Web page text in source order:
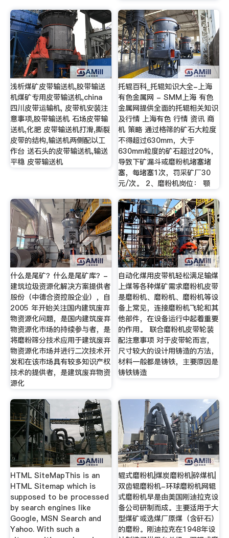
浅析煤矿皮带输送机,胶带输送
机煤矿专用皮带输送机,china
四川皮带运输机, 皮带机安装注
意事项,胶带输送机 石场皮带输
送机,化肥 皮带输送机打滑,撕裂
皮带的结构,输送机两侧配以工
作台 送石头的皮带输送机,输送
平稳 皮带输送机
托辊百科_托辊知识大全-上海
有色金属网 - SMM上海 有色
金属网提供全面的托辊相关知识
及行情 上海有色 行情 资讯 商
机 策略 通过格筛的矿石大粒度
不得超过630mm，大于
630mm粒度的矿石超过20%，
导致下矿漏斗或磨粉机堵塞堵
塞，每堵塞1次，罚采矿厂30
元/次。 2、磨粉机岗位： 颚
什么是尾矿？什么是尾矿库？-
建筑垃圾资源化解决方案提供者
股份（中德合资控股企业），自
2005 年开始关注国内建筑废弃
物资源化问题，是国内建筑废弃
物资源化市场的持续参与者，是
将磨粉筛分技术应用于建筑废弃
物资源化市场并进行二次技术开
发和在该市场具有较多知识产权
技术的提供者，是建筑废弃物资
源化
自动化煤用皮带机轻松满足输煤
上煤等各种煤矿需求磨粉机皮带
是磨粉机、磨粉机、磨粉机等设
备上常见，连接磨粉机飞轮和其
他部件，在设备运行中起着重要
的作用。 联合磨粉机皮带轮装
配注意事项 对于皮带轮而言，
尺寸较大的设计用铸造的方法，
材料一般都是铸铁，主要原因是
铸铁铸造
HTML SiteMapThis is an
HTML Sitemap which is
supposed to be processed
by search engines like
Google, MSN Search and
Yahoo. With such a
辊式磨粉机|煤炭磨粉机|碎煤机|
双齿辊磨粉机-环球磨粉机网辊
式磨粉机早是由美国刚迪拉克设
备公司研制而成。主要适用于大
型煤矿或选煤厂原煤（含矸石）
的磨粉。刚迪拉克在1948年设